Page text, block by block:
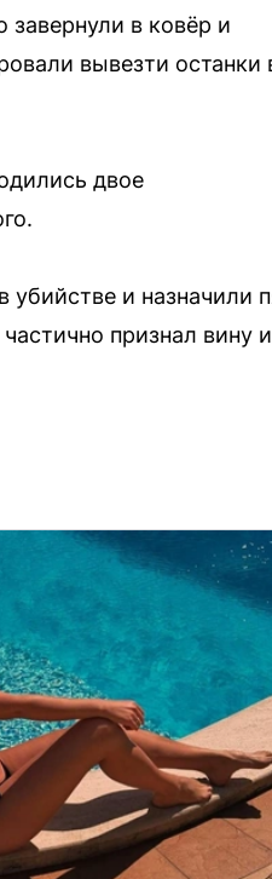
в ковёр и
вывезти останки
двое
и назначили
признал вину и